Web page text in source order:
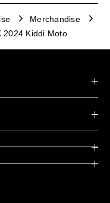
Merchandise
2024 Kiddi Moto